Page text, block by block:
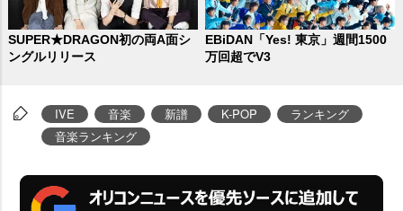
SUPER★DRAGON初の両A面シ
ングルリリース
EBiDAN「Yes! 東京」週間1500
万回超でV3
IVE 音楽 新譜 K-POP
ランキング
音楽ランキング